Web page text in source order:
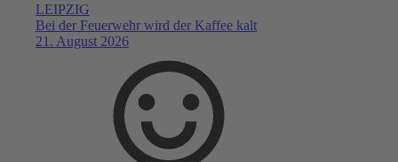
LEIPZIG
Bei der Feuerwehr wird der Kaffee kalt
21. August 2026